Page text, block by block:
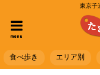
東京子
menu
食べ歩き エリア別